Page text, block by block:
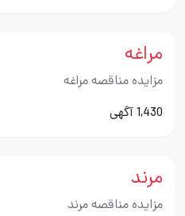
مراغه
مزایده مناقصه مراغه
1,430 آگهی
مرند
مزایده مناقصه مرند